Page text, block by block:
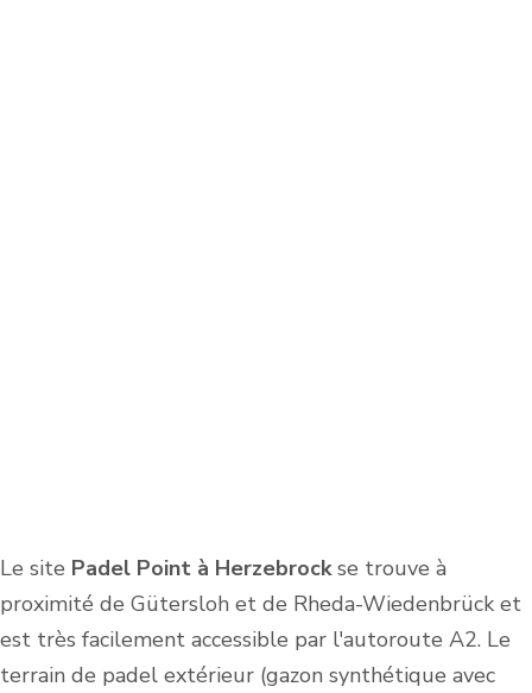
Le site Padel Point à Herzebrockse trouve à
proximité de Gütersloh et de Rheda-Wiedenbrück et
est très facilement accessible par l'autoroute A2. Le
terrain de padel extérieur (gazon synthétique avec